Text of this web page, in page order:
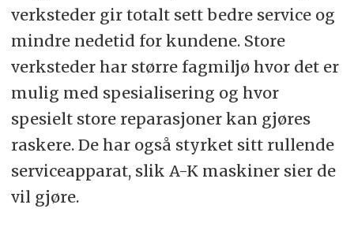
verksteder gir totalt sett bedre service og
mindre nedetid for kundene. Store
verksteder har større fagmiljø hvor det er
mulig med spesialisering og hvor
spesielt store reparasjoner kan gjøres
raskere. De har også styrket sitt rullende
serviceapparat, slik A-K maskiner sier de
vil gjøre.